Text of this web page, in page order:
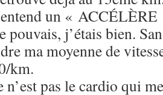
un «
pouvais, j’étais bien.
ma moyenne de
km.
n’est pas le cardio qui